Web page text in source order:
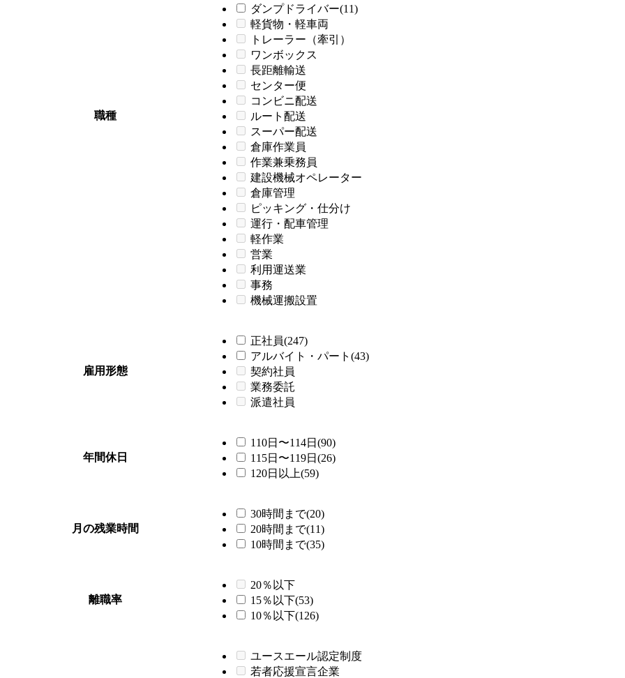
職種
ダンプドライバー(11)
軽貨物・軽車両
トレーラー（牽引）
ワンボックス
長距離輸送
センター便
コンビニ配送
ルート配送
スーパー配送
倉庫作業員
作業兼乗務員
建設機械オペレーター
倉庫管理
ピッキング・仕分け
運行・配車管理
軽作業
営業
利用運送業
事務
機械運搬設置
雇用形態
正社員(247)
アルバイト・パート(43)
契約社員
業務委託
派遣社員
年間休日
110日〜114日(90)
115日〜119日(26)
120日以上(59)
月の残業時間
30時間まで(20)
20時間まで(11)
10時間まで(35)
離職率
20％以下
15％以下(53)
10％以下(126)
ユースエール認定制度
若者応援宣言企業